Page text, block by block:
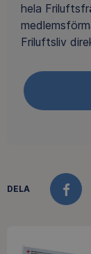
hela
Friluftsliv
DELA